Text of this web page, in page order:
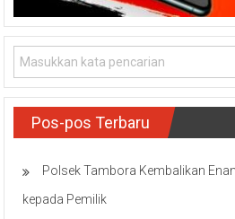
Pos-pos Terbaru
Polsek Tambora Kembalikan
kepada Pemilik